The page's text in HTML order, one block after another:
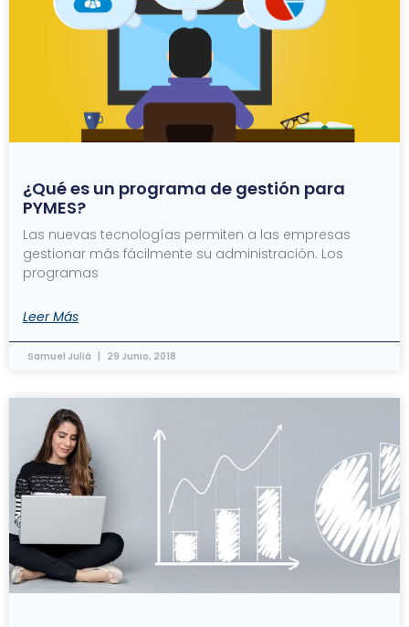
¿Qué es un programa de gestión para
PYMES?
Las nuevas tecnologías permiten a las empresas
gestionar más fácilmente su administración. Los
programas
Leer Más
Samuel Juliá 29 Junio, 2018